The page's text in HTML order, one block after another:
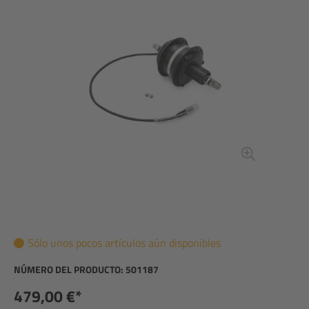
Sólo unos pocos artículos aún disponibles
NÚMERO DEL PRODUCTO: 501187
479,00 €*